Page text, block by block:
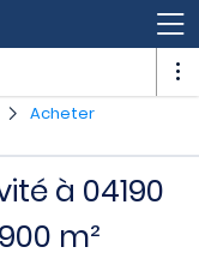
Acheter
à 04190
m²